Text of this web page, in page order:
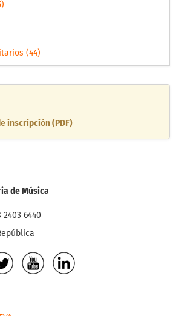
(44)
inscripción (PDF)
de Música
2403 6440